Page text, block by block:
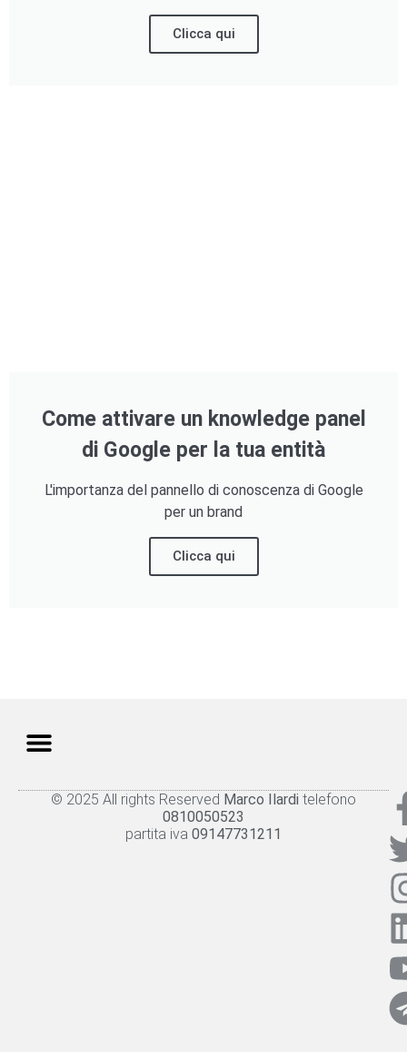
Clicca qui
Come attivare un knowledge panel
di Google per la tua entità
L'importanza del pannello di conoscenza di Google
per un brand
Clicca qui
© 2025 All rights Reserved Marco Ilardi telefono
0810050523
partita iva 09147731211